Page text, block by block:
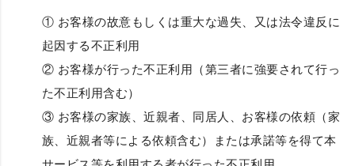
① お客様の故意もしくは重大な過失、又は法令違反に
起因する不正利用
② お客様が行った不正利用（第三者に強要されて行っ
た不正利用含む）
③ お客様の家族、近親者、同居人、お客様の依頼（家
族、近親者等による依頼含む）または承諾等を得て本